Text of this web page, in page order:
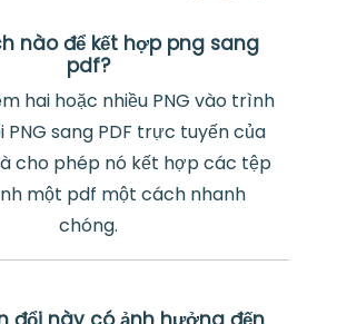
nào để kết hợp png sang
pdf?
hai hoặc nhiều PNG vào trình
PNG sang PDF trực tuyến của
cho phép nó kết hợp các tệp
một pdf một cách nhanh
chóng.